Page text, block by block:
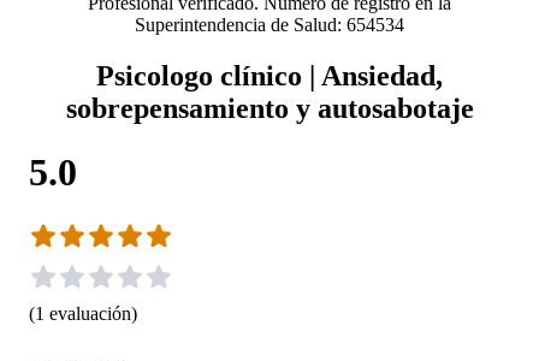
Superintendencia de Salud: 654534
Psicologo clínico | Ansiedad,
sobrepensamiento y autosabotaje
5.0
(1 evaluación)